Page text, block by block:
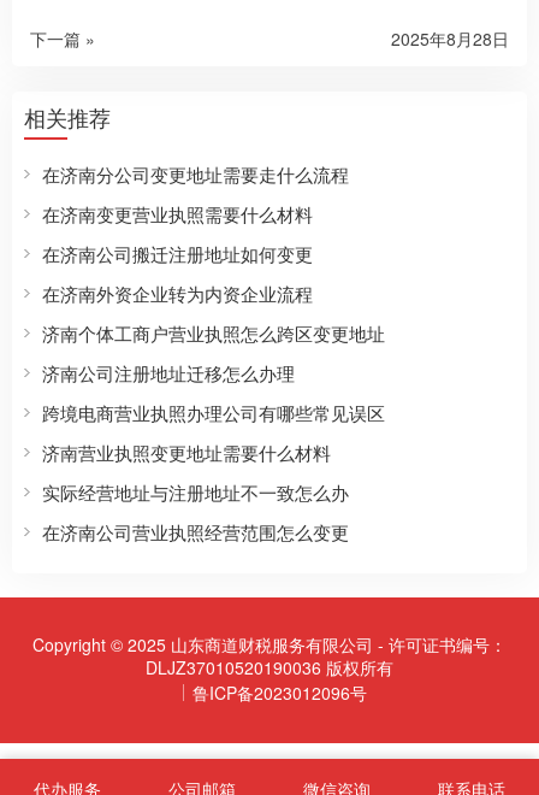
下一篇 » 2025年8月28日
相关推荐
在济南分公司变更地址需要走什么流程
在济南变更营业执照需要什么材料
在济南公司搬迁注册地址如何变更
在济南外资企业转为内资企业流程
济南个体工商户营业执照怎么跨区变更地址
济南公司注册地址迁移怎么办理
跨境电商营业执照办理公司有哪些常见误区
济南营业执照变更地址需要什么材料
实际经营地址与注册地址不一致怎么办
在济南公司营业执照经营范围怎么变更
Copyright © 2025 山东商道财税服务有限公司 - 许可证书编号：
DLJZ37010520190036 版权所有
鲁ICP备2023012096号
代办服务 公司邮箱 微信咨询 联系电话